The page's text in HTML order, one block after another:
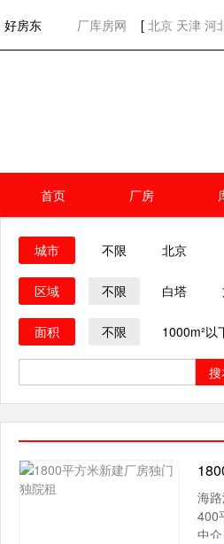
好房东 厂库房网 [ 北京 天津 河
欢迎访问好房东！网站首页
首页 厂房
城市 不限 北京
区域 不限 白塔
面积 不限 1000m²以
海
400
中介